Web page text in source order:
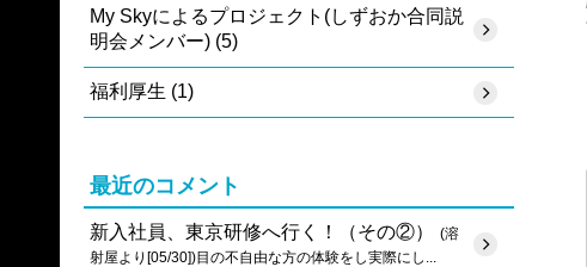
My Skyによるプロジェクト(しずおか合同説
明会メンバー) (5)
福利厚生 (1)
最近のコメント
新入社員、東京研修へ行く！（その②）
(溶
射屋より[05/30])目の不自由な方の体験をし実際にし...